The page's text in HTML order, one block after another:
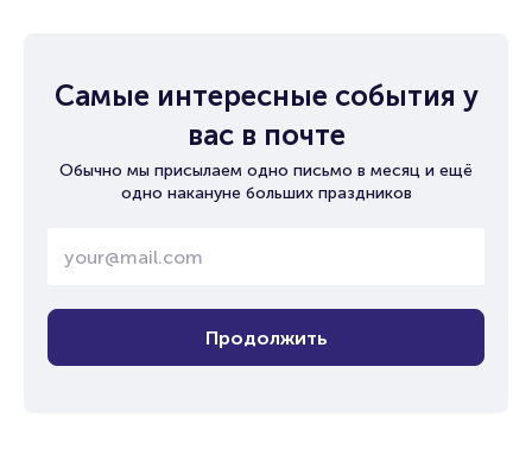
Самые интересные события у
вас в почте
Обычно мы присылаем одно письмо в месяц и ещё
одно накануне больших праздников
Продолжить